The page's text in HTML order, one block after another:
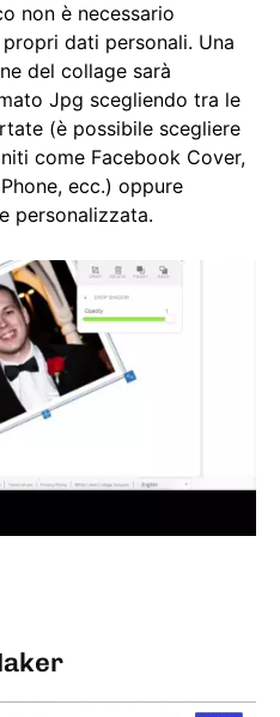
non è necessario
dati personali. Una
del collage sarà
Jpg scegliendo tra le
(è possibile scegliere
come Facebook Cover,
ecc.) oppure
personalizzata.